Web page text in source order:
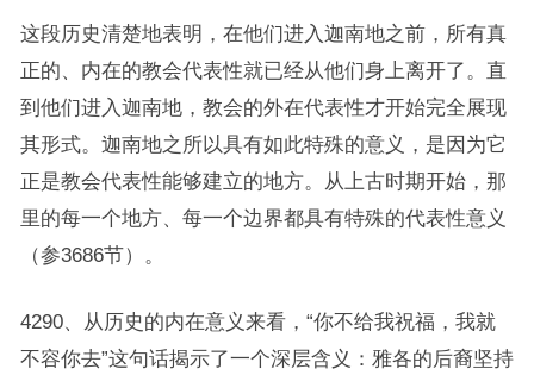
这段历史清楚地表明，在他们进入迦南地之前，所有真
正的、内在的教会代表性就已经从他们身上离开了。直
到他们进入迦南地，教会的外在代表性才开始完全展现
其形式。迦南地之所以具有如此特殊的意义，是因为它
正是教会代表性能够建立的地方。从上古时期开始，那
里的每一个地方、每一个边界都具有特殊的代表性意义
（参3686节）。
4290、从历史的内在意义来看，“你不给我祝福，我就
不容你去”这句话揭示了一个深层含义：雅各的后裔坚持